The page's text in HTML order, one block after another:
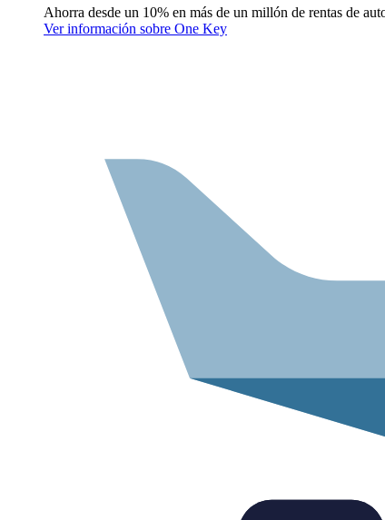
Ahorra desde un 10% en más de un millón de rentas de
Ver información sobre One Key